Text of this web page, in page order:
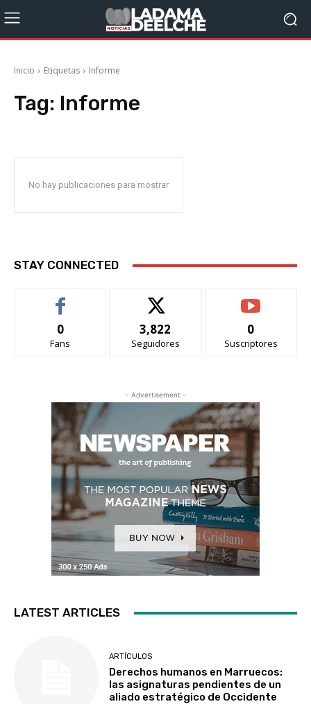
Inicio Etiquetas Informe
Tag: Informe
No hay publicaciones para mostrar
STAY CONNECTED
0
Fans
3,822
Seguidores
0
Suscriptores
- Advertisement -
LATEST ARTICLES
ARTÍCULOS
Derechos humanos en Marruecos:
las asignaturas pendientes de un
aliado estratégico de Occidente